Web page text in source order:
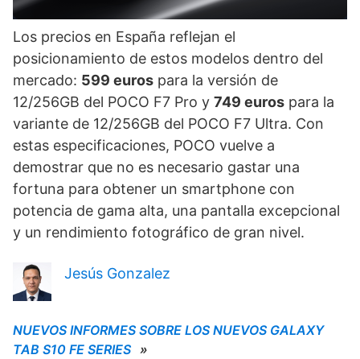
Los precios en España reflejan el
posicionamiento de estos modelos dentro del
mercado: 599 euros para la versión de
12/256GB del POCO F7 Pro y 749 euros para la
variante de 12/256GB del POCO F7 Ultra. Con
estas especificaciones, POCO vuelve a
demostrar que no es necesario gastar una
fortuna para obtener un smartphone con
potencia de gama alta, una pantalla excepcional
y un rendimiento fotográfico de gran nivel.
Jesús Gonzalez
NUEVOS INFORMES SOBRE LOS NUEVOS GALAXY
TAB S10 FE SERIES »